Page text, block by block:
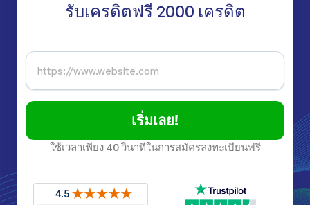
รับเครดิตฟรี 2000 เครดิต
เริ่มเลย!
ใช้เวลาเพียง 40 วินาทีในการสมัครลงทะเบียนฟรี